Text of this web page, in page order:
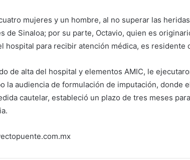
mujeres y un hombre, al no superar las
de Sinaloa; por su parte, Octavio, quien es
hospital para recibir atención médica, es residente
de alta del hospital y elementos AMIC, le
la audiencia de formulación de imputación, donde
cautelar, estableció un plazo de tres meses